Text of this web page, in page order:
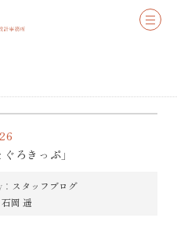
ろきっぷ」
スタッフブログ
石岡 遥